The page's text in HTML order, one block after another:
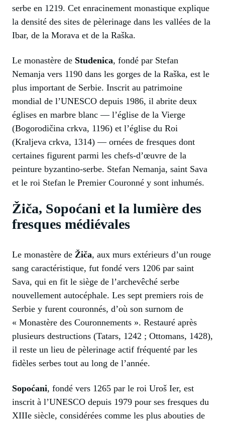
serbe en 1219. Cet enracinement monastique explique
la densité des sites de pèlerinage dans les vallées de la
Ibar, de la Morava et de la Raška.
Le monastère de Studenica, fondé par Stefan
Nemanja vers 1190 dans les gorges de la Raška, est le
plus important de Serbie. Inscrit au patrimoine
mondial de l’UNESCO depuis 1986, il abrite deux
églises en marbre blanc — l’église de la Vierge
(Bogorodičina crkva, 1196) et l’église du Roi
(Kraljeva crkva, 1314) — ornées de fresques dont
certaines figurent parmi les chefs-d’œuvre de la
peinture byzantino-serbe. Stefan Nemanja, saint Sava
et le roi Stefan le Premier Couronné y sont inhumés.
Žiča, Sopoćani et la lumière des
fresques médiévales
Le monastère de Žiča, aux murs extérieurs d’un rouge
sang caractéristique, fut fondé vers 1206 par saint
Sava, qui en fit le siège de l’archevêché serbe
nouvellement autocéphale. Les sept premiers rois de
Serbie y furent couronnés, d’où son surnom de
« Monastère des Couronnements ». Restauré après
plusieurs destructions (Tatars, 1242 ; Ottomans, 1428),
il reste un lieu de pèlerinage actif fréquenté par les
fidèles serbes tout au long de l’année.
Sopoćani, fondé vers 1265 par le roi Uroš Ier, est
inscrit à l’UNESCO depuis 1979 pour ses fresques du
XIIIe siècle, considérées comme les plus abouties de